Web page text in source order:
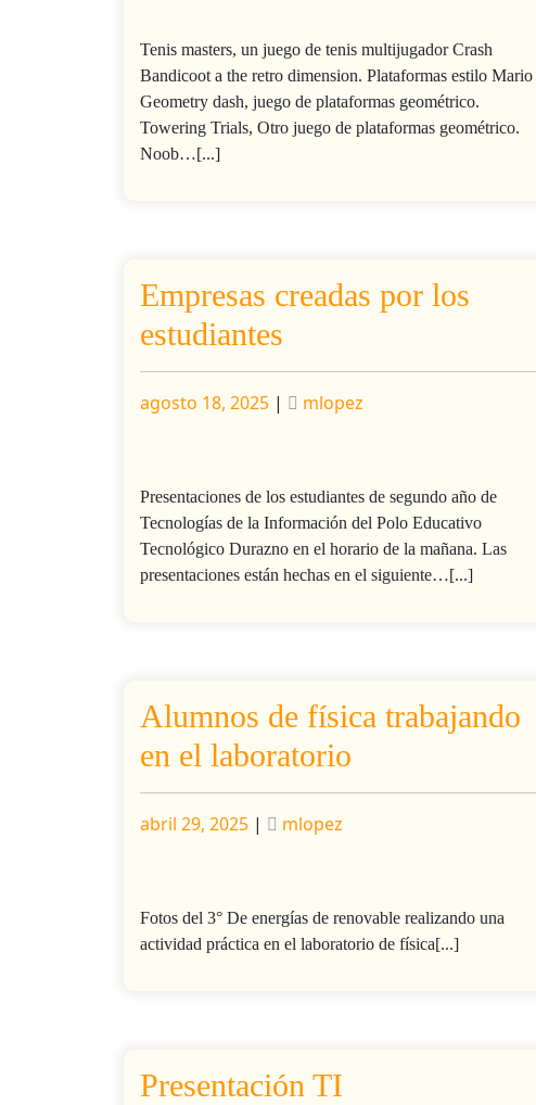
Tenis masters, un juego de tenis multijugador Crash
Bandicoot a the retro dimension. Plataformas estilo Mario
Geometry dash, juego de plataformas geométrico.
Towering Trials, Otro juego de plataformas geométrico.
Noob…[...]
Empresas creadas por los
estudiantes
Publicado
agosto 18, 2025 | Publicado
mlopez
Presentaciones de los estudiantes de segundo año de
Tecnologías de la Información del Polo Educativo
Tecnológico Durazno en el horario de la mañana. Las
presentaciones están hechas en el siguiente…[...]
Alumnos de física trabajando
en el laboratorio
Publicado
abril 29, 2025 | Publicado
mlopez
Fotos del 3° De energías de renovable realizando una
actividad práctica en el laboratorio de física[...]
Presentación TI